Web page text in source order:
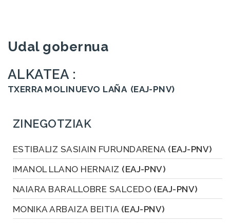
Udal gobernua
ALKATEA :
TXERRA MOLINUEVO LAÑA (EAJ-PNV)
ZINEGOTZIAK
ESTIBALIZ SASIAIN FURUNDARENA (EAJ-PNV)
IMANOL LLANO HERNAIZ (EAJ-PNV)
NAIARA BARALLOBRE SALCEDO (EAJ-PNV)
MONIKA ARBAIZA BEITIA (EAJ-PNV)